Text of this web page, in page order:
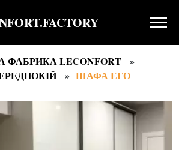
LECONFORT
ШАФА ЕГО